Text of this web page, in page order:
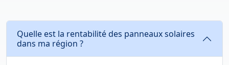
Quelle est la rentabilité des panneaux solaires
dans ma région ?